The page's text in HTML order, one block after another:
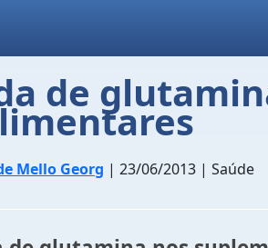
de
Mello Georg | 23/06/2013 | Saúde